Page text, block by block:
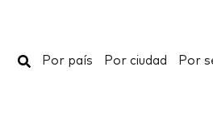
Buscar
Por país Por ciudad Por